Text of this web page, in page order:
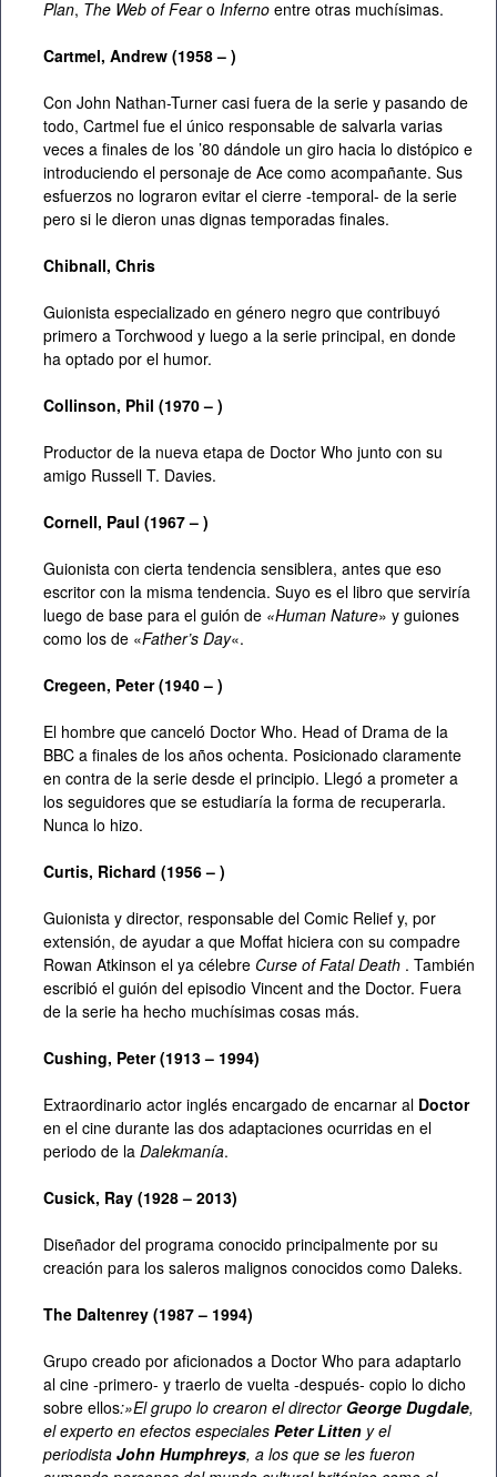
Plan, The Web of Fearo Inferno entre otras muchísimas.
Cartmel, Andrew (1958 – )
Con John Nathan-Turner casi fuera de la serie y pasando de
todo, Cartmel fue el único responsable de salvarla varias
veces a finales de los ’80 dándole un giro hacia lo distópico e
introduciendo el personaje de Ace como acompañante. Sus
esfuerzos no lograron evitar el cierre -temporal- de la serie
pero si le dieron unas dignas temporadas finales.
Chibnall, Chris
Guionista especializado en género negro que contribuyó
primero a Torchwood y luego a la serie principal, en donde
ha optado por el humor.
Collinson, Phil (1970 – )
Productor de la nueva etapa de Doctor Who junto con su
amigo Russell T. Davies.
Cornell, Paul (1967 – )
Guionista con cierta tendencia sensiblera, antes que eso
escritor con la misma tendencia. Suyo es el libro que serviría
luego de base para el guión de «Human Nature» y guiones
como los de «Father’s Day«.
Cregeen, Peter (1940 – )
El hombre que canceló Doctor Who. Head of Drama de la
BBC a finales de los años ochenta. Posicionado claramente
en contra de la serie desde el principio. Llegó a prometer a
los seguidores que se estudiaría la forma de recuperarla.
Nunca lo hizo.
Curtis, Richard (1956 – )
Guionista y director, responsable del Comic Relief y, por
extensión, de ayudar a que Moffat hiciera con su compadre
Rowan Atkinson el ya célebre Curse of Fatal Death . También
escribió el guión del episodio Vincent and the Doctor. Fuera
de la serie ha hecho muchísimas cosas más.
Cushing, Peter (1913 – 1994)
Extraordinario actor inglés encargado de encarnar al Doctor
en el cine durante las dos adaptaciones ocurridas en el
periodo de la Dalekmanía.
Cusick, Ray (1928 – 2013)
Diseñador del programa conocido principalmente por su
creación para los saleros malignos conocidos como Daleks.
The Daltenrey (1987 – 1994)
Grupo creado por aficionados a Doctor Who para adaptarlo
al cine -primero- y traerlo de vuelta -después- copio lo dicho
sobre ellos:»El grupo lo crearon el director George Dugdale,
el experto en efectos especiales Peter Litten y el
periodista John Humphreys, a los que se les fueron